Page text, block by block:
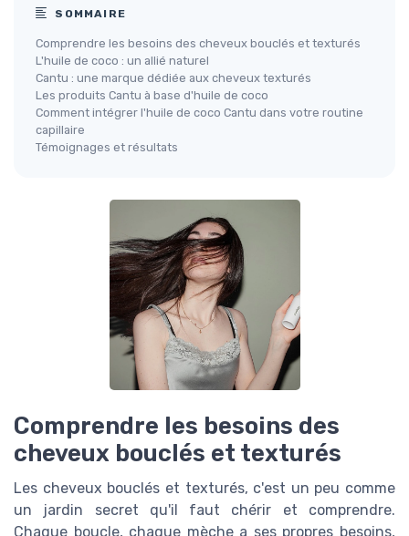
SOMMAIRE
Comprendre les besoins des cheveux bouclés et texturés
L'huile de coco : un allié naturel
Cantu : une marque dédiée aux cheveux texturés
Les produits Cantu à base d'huile de coco
Comment intégrer l'huile de coco Cantu dans votre routine
capillaire
Témoignages et résultats
Comprendre les besoins des
cheveux bouclés et texturés
Les cheveux bouclés et texturés, c'est un peu comme
un jardin secret qu'il faut chérir et comprendre.
Chaque boucle, chaque mèche a ses propres besoins,